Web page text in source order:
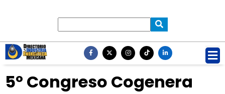
5º Congreso Cogenera